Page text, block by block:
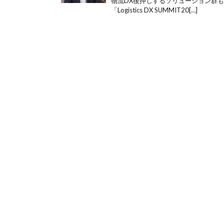
「Logistics DX SUMMIT20[…]